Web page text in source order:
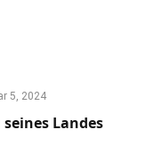
5, 2024
Landes